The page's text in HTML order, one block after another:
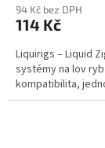
94 Kč bez DPH
114 Kč
Liquirigs – Liquid
systémy na lov
kompatibilita,